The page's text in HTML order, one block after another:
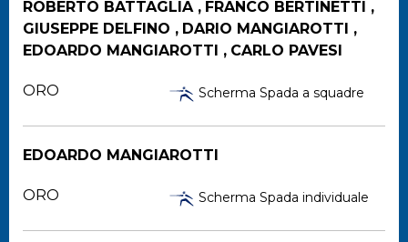
ROBERTO BATTAGLIA ,
FRANCO BERTINETTI ,
GIUSEPPE DELFINO ,
DARIO MANGIAROTTI ,
EDOARDO MANGIAROTTI , CARLO PAVESI
ORO Scherma Spada a squadre
EDOARDO MANGIAROTTI
ORO Scherma Spada individuale